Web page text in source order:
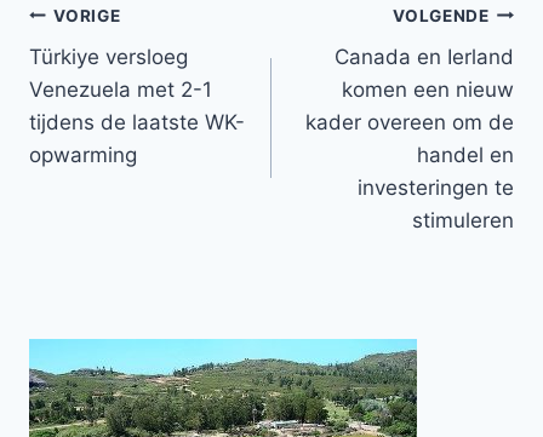
Bericht
navigatie
VORIGE
Türkiye versloeg
Venezuela met 2-1
tijdens de laatste WK-
opwarming
VOLGENDE
Canada en Ierland
komen een nieuw
kader overeen om de
handel en
investeringen te
stimuleren